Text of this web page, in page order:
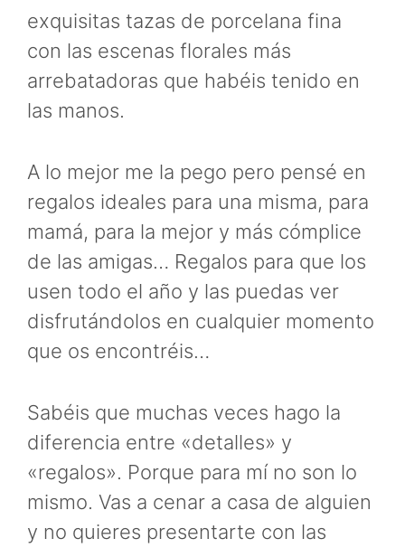
exquisitas tazas de porcelana fina
con las escenas florales más
arrebatadoras que habéis tenido en
las manos.
A lo mejor me la pego pero pensé en
regalos ideales para una misma, para
mamá, para la mejor y más cómplice
de las amigas… Regalos para que los
usen todo el año y las puedas ver
disfrutándolos en cualquier momento
que os encontréis…
Sabéis que muchas veces hago la
diferencia entre «detalles» y
«regalos». Porque para mí no son lo
mismo. Vas a cenar a casa de alguien
y no quieres presentarte con las